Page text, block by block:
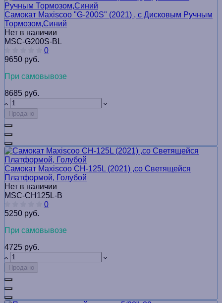
Самокат Maxiscoo "G-200S" (2021) , с Дисковым Ручным
Тормозом,Синий
Нет в наличии
MSC-G200S-BL
0
9650 руб.
При самовывозе
8685 руб.
Продано
Самокат Maxiscoo CH-125L (2021) ,со Светящейся
Платформой, Голубой
Нет в наличии
MSC-CH125L-B
0
5250 руб.
При самовывозе
4725 руб.
Продано